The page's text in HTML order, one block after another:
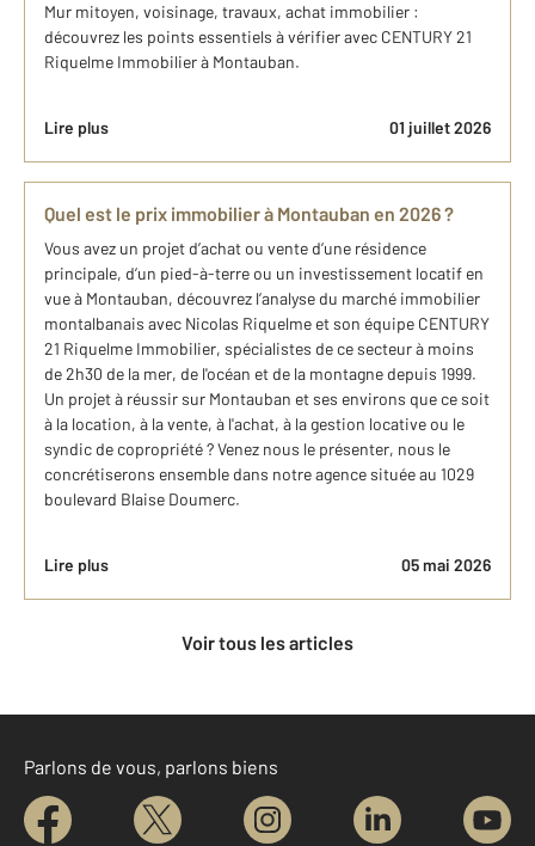
Mur mitoyen, voisinage, travaux, achat immobilier :
découvrez les points essentiels à vérifier avec CENTURY 21
Riquelme Immobilier à Montauban.
Lire plus 01 juillet 2026
Quel est le prix immobilier à Montauban en 2026 ?
Vous avez un projet d’achat ou vente d’une résidence
principale, d’un pied-à-terre ou un investissement locatif en
vue à Montauban, découvrez l’analyse du marché immobilier
montalbanais avec Nicolas Riquelme et son équipe CENTURY
21 Riquelme Immobilier, spécialistes de ce secteur à moins
de 2h30 de la mer, de l'océan et de la montagne depuis 1999.
Un projet à réussir sur Montauban et ses environs que ce soit
à la location, à la vente, à l'achat, à la gestion locative ou le
syndic de copropriété ? Venez nous le présenter, nous le
concrétiserons ensemble dans notre agence située au 1029
boulevard Blaise Doumerc.
Lire plus 05 mai 2026
Voir tous les articles
Parlons de vous, parlons biens